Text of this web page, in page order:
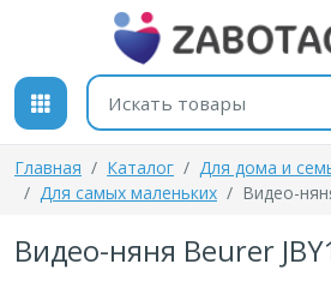
К содержимому
Поиск товаров
Главная Каталог
Для дома и
Для самых маленьких
Видео-
Видео-няня Beurer